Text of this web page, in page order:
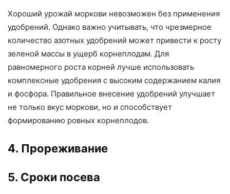
Хороший урожай моркови невозможен без применения
удобрений. Однако важно учитывать, что чрезмерное
количество азотных удобрений может привести к росту
зеленой массы в ущерб корнеплодам. Для
равномерного роста корней лучше использовать
комплексные удобрения с высоким содержанием калия
и фосфора. Правильное внесение удобрений улучшает
не только вкус моркови, но и способствует
формированию ровных корнеплодов.
4. Прореживание
5. Сроки посева